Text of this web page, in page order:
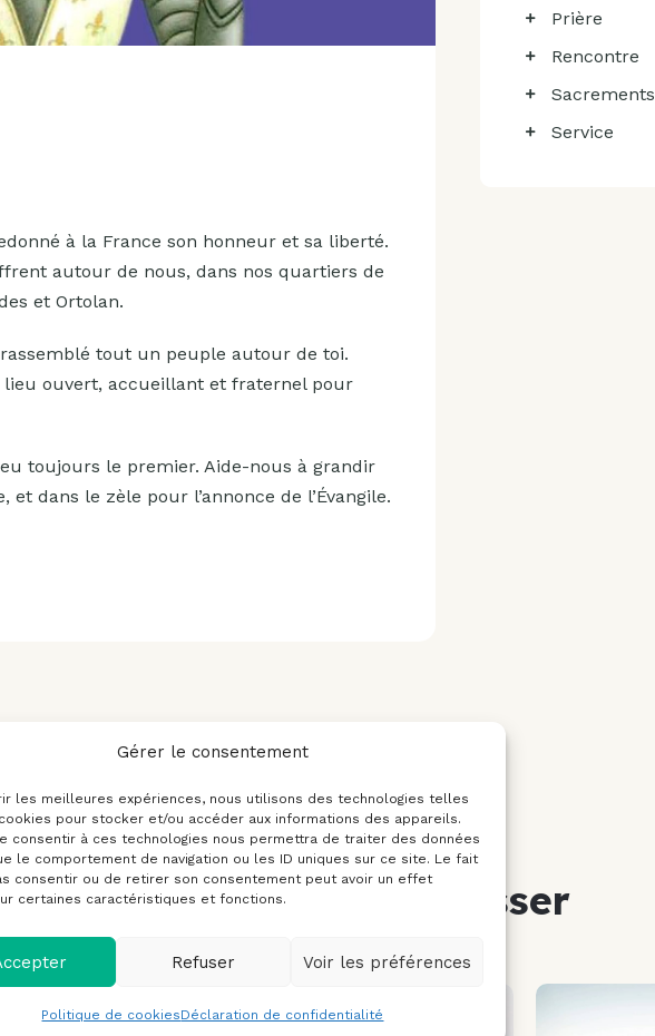
Gérer le consentement
les meilleures expériences, nous utilisons des technologies telles
pour stocker et/ou accéder aux informations des appareils.
consentir à ces technologies nous permettra de traiter des données
le comportement de navigation ou les ID uniques sur ce site. Le fait
consentir ou de retirer son consentement peut avoir un effet
certaines caractéristiques et fonctions.
Refuser Voir les préférences
Politique de cookiesDéclaration de confidentialité
à la France son honneur et sa liberté.
autour de nous, dans nos quartiers de
et Ortolan.
tout un peuple autour de toi.
ouvert, accueillant et fraternel pour
toujours le premier. Aide-nous à grandir
dans le zèle pour l’annonce de l’Évangile.
Prière
Rencontre
Sacrements
Service
peuvent vous intéresser
annonces